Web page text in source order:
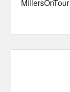
MillersOnTour